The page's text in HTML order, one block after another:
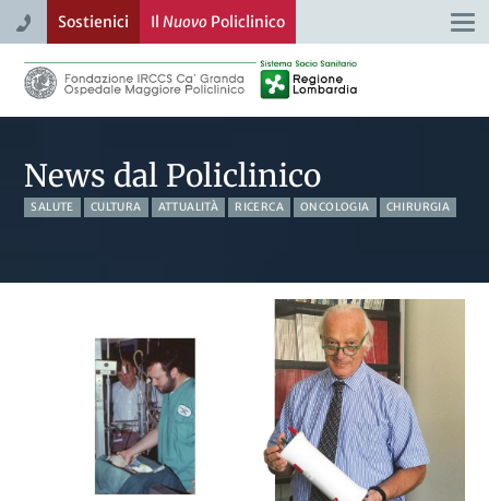
Sostienici Il NuovoPoliclinico
News dal Policlinico
SALUTE CULTURA ATTUALITÀ RICERCA ONCOLOGIA CHIRURGIA